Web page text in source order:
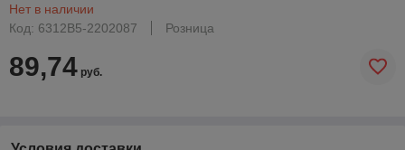
Нет в наличии
Код: 6312В5-2202087
Розница
89,74 руб.